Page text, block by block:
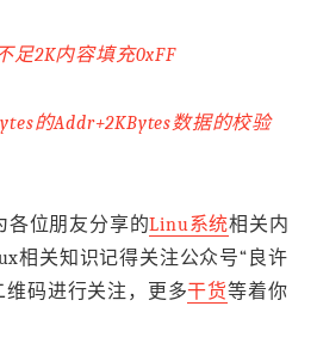
足2K内容填充0xFF
的Addr+2KBytes数据的校验
各位朋友分享的Linu系统相关内
相关知识记得关注公众号“良许
维码进行关注，更多干货等着你